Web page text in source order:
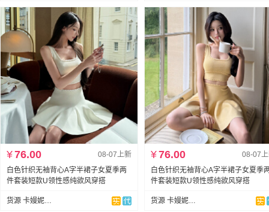
08-07上新
¥76.00
白色针织无袖背心A字半裙子女夏季两
件套装短款U领性感纯欲风穿搭
货源 卡嫚妮服饰
08-07
¥76.00
白色针织无袖背心A字半裙子女夏季
件套装短款U领性感纯欲风穿搭
货源 卡嫚妮服饰